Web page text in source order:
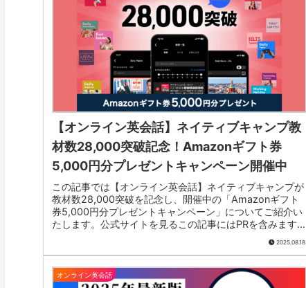
【オンライン英会話】ネイティブキャンプ教
材数28,000突破記念！Amazonギフト券
5,000円分プレゼントキャンペーン開催中
この記事では【オンライン英会話】ネイティブキャンプが
教材数28,000突破を記念し、開催中の「Amazonギフト
券5,000円分プレゼントキャンペーン」についてご紹介い
たします。公式サイトを見るこの記事にはPRを含みますキ
2025.08.18
オンライン英会話